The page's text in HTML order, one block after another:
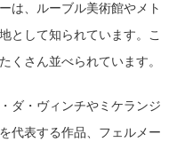
は、ルーブル美術館やメト
として知られています。こ
くさん並べられています。
ダ・ヴィンチやミケランジ
代表する作品、フェルメー